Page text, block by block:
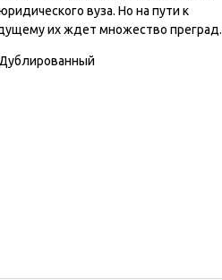
вуза. Но на пути к
их ждет множество преград.
Дублированный